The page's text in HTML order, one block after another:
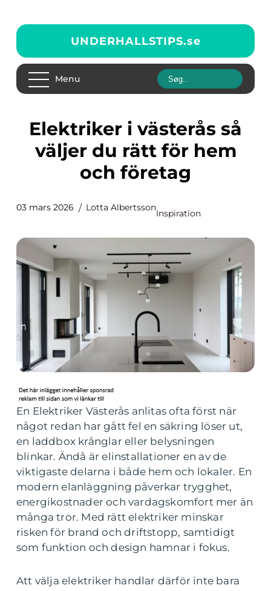
UNDERHALLSTIPS.se
Menu
Elektriker i västerås så
väljer du rätt för hem
och företag
03 mars 2026 Lotta Albertsson
Inspiration
En Elektriker Västerås anlitas ofta först när
något redan har gått fel en säkring löser ut,
en laddbox krånglar eller belysningen
blinkar. Ändå är elinstallationer en av de
viktigaste delarna i både hem och lokaler. En
modern elanläggning påverkar trygghet,
energikostnader och vardagskomfort mer än
många tror. Med rätt elektriker minskar
risken för brand och driftstopp, samtidigt
som funktion och design hamnar i fokus.
Att välja elektriker handlar därför inte bara